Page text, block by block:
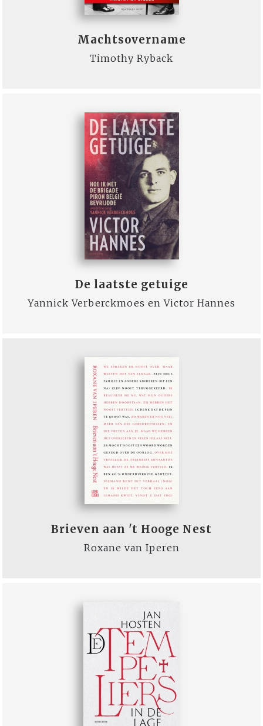
Machtsovername
Timothy Ryback
De laatste getuige
Yannick Verberckmoes en Victor Hannes
Brieven aan 't Hooge Nest
Roxane van Iperen